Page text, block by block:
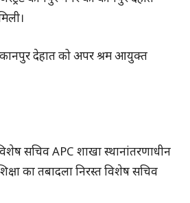
कानपुर देहात को अपर श्रम आयुक्त
सचिव APC शाखा स्थानांतरणाधीन
का तबादला निरस्त विशेष सचिव